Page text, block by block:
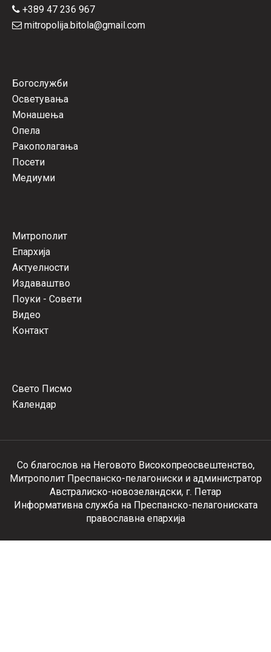
+389 47 236 967
mitropolija.bitola@gmail.com
Богослужби
Осветувања
Монашења
Опела
Ракополагања
Посети
Медиуми
Митрополит
Епархија
Актуелности
Издаваштво
Поуки - Совети
Видео
Контакт
Свето Писмо
Календар
Со благослов на Неговото Високопреосвештенство,
Митрополит Преспанско-пелагониски и администратор
Австралиско-новозеландски, г. Петар
Информативна служба на Преспанско-пелагониската
православна епархија